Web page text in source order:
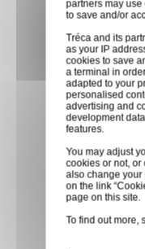
dans
Europe
mise à
à
partners may
to save and/or
Tréca and its
as your IP
cookies to save
a terminal in
adapted to your
personalised
advertising and
development
features.
You may adjust
cookies or not, or
also change your
on the link
page on this site.
To find out more,